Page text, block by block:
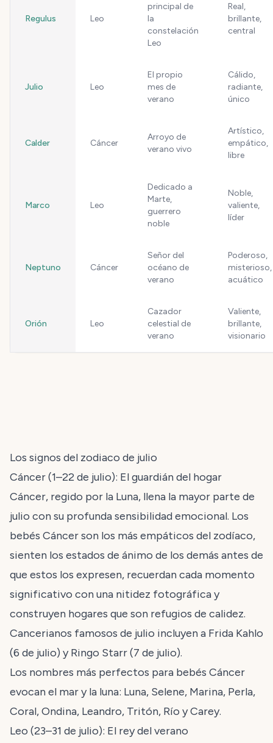
Regulus Leo
principal de
la
constelación
Leo
Real,
brillante,
central
Julio Leo
El propio
mes de
verano
Cálido,
radiante,
único
Calder Cáncer
Arroyo de
verano vivo
Artístico,
empático,
libre
Marco Leo
Dedicado a
Marte,
guerrero
noble
Noble,
valiente,
líder
Neptuno Cáncer
Señor del
océano de
verano
Poderoso,
misterioso,
acuático
Orión Leo
Cazador
celestial de
verano
Valiente,
brillante,
visionario
Los signos del zodiaco de julio
Cáncer (1–22 de julio): El guardián del hogar
Cáncer, regido por la Luna, llena la mayor parte de
julio con su profunda sensibilidad emocional. Los
bebés Cáncer son los más empáticos del zodíaco,
sienten los estados de ánimo de los demás antes de
que estos los expresen, recuerdan cada momento
significativo con una nitidez fotográfica y
construyen hogares que son refugios de calidez.
Cancerianos famosos de julio incluyen a Frida Kahlo
(6 de julio) y Ringo Starr (7 de julio).
Los nombres más perfectos para bebés Cáncer
evocan el mar y la luna: Luna, Selene, Marina, Perla,
Coral, Ondina, Leandro, Tritón, Río y Carey.
Leo (23–31 de julio): El rey del verano